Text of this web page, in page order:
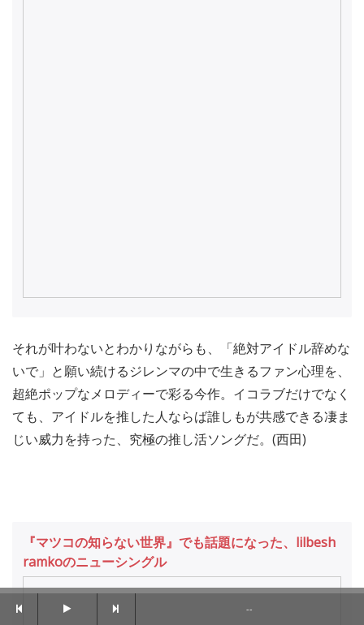
それが叶わないとわかりながらも、「絶対アイドル辞めな
いで」と願い続けるジレンマの中で生きるファン心理を、
超絶ポップなメロディーで彩る今作。イコラブだけでなく
ても、アイドルを推した人ならば誰しもが共感できる凄ま
じい威力を持った、究極の推し活ソングだ。(西田)
『マツコの知らない世界』でも話題になった、lilbesh
ramkoのニューシングル
--